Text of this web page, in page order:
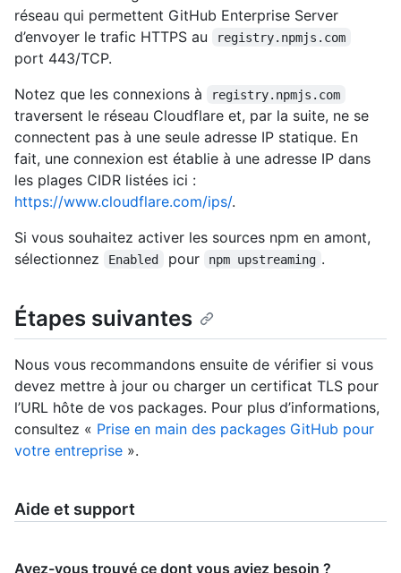
réseau qui permettent GitHub Enterprise Server
d’envoyer le trafic HTTPS au
registry.npmjs.com
port 443/TCP.
Notez que les connexions à
registry.npmjs.com
traversent le réseau Cloudflare et, par la suite, ne se
connectent pas à une seule adresse IP statique. En
fait, une connexion est établie à une adresse IP dans
les plages CIDR listées ici :
https://www.cloudflare.com/ips/.
Si vous souhaitez activer les sources npm en amont,
sélectionnez
Enabled pour npm upstreaming .
Étapes suivantes
Nous vous recommandons ensuite de vérifier si vous
devez mettre à jour ou charger un certificat TLS pour
l’URL hôte de vos packages. Pour plus d’informations,
consultez « Prise en main des packages GitHub pour
votre entreprise ».
Aide et support
Avez-vous trouvé ce dont vous aviez besoin ?